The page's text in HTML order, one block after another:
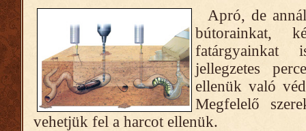
Apró, de
bútorainkat,
jellegzetes
ellenük való
Megfelelő
vehetjük fel a harcot ellenük.